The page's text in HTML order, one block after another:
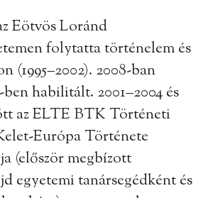
Eötvös Loránd
folytatta történelem és
(1995–2002). 2008-ban
habilitált. 2001–2004 és
az ELTE BTK Történeti
Európa Története
(először megbízott
egyetemi tanársegédként és